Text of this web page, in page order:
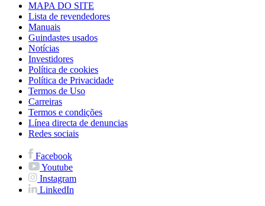
MAPA DO SITE
Lista de revendedores
Manuais
Guindastes usados
Notícias
Investidores
Política de cookies
Política de Privacidade
Termos de Uso
Carreiras
Termos e condições
Línea directa de denuncias
Redes sociais
Facebook
Youtube
Instagram
LinkedIn